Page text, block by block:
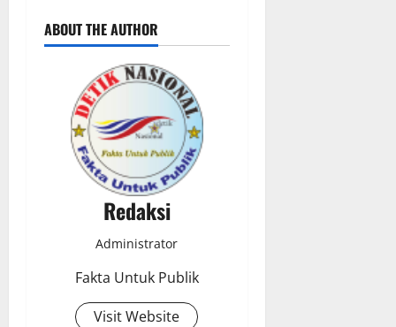
ABOUT THE AUTHOR
Redaksi
Administrator
Fakta Untuk Publik
Visit Website